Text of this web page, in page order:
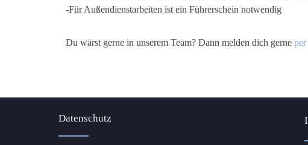
-Für Außendienstarbeiten ist ein Führerschein notwendig
Du wärst gerne in unserem Team? Dann melden dich gerne
Datenschutz